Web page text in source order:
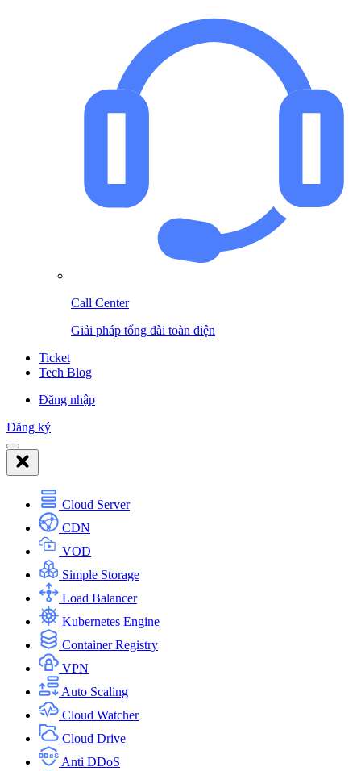
Call Center
Giải pháp tổng đài toàn diện
Ticket
Tech Blog
Đăng nhập
Đăng ký
Cloud Server
CDN
VOD
Simple Storage
Load Balancer
Kubernetes Engine
Container Registry
VPN
Auto Scaling
Cloud Watcher
Cloud Drive
Anti DDoS